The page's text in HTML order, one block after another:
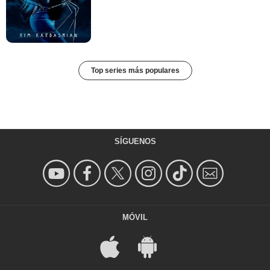
Top series más populares
SÍGUENOS
MÓVIL